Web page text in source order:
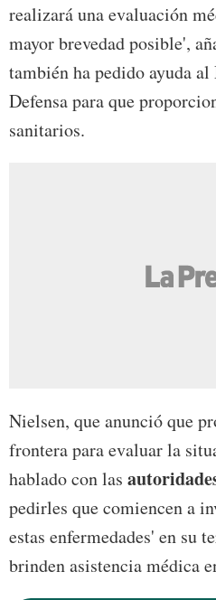
realizará una evaluación
mayor brevedad posible',
también ha pedido ayuda
Defensa para que
sanitarios.
Nielsen, que anunció que
frontera para evaluar la
hablado con las
pedirles que comiencen a
estas enfermedades' en su
brinden asistencia médica